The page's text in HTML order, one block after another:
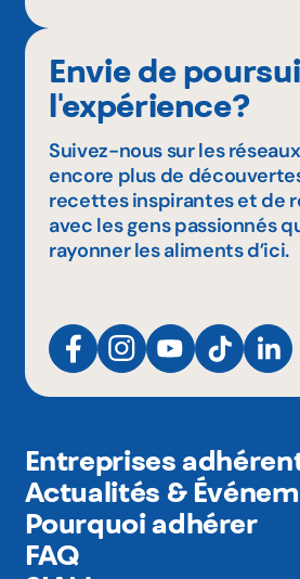
Envie de
l'expérience?
Suivez-nous sur les
encore plus de
recettes inspirantes et de
avec les gens passionnés
rayonner les aliments d’ici.
Entreprises
Actualités &
Pourquoi adhérer
FAQ